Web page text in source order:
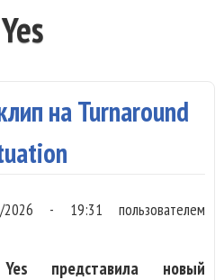
Yes
на Turnaround
2026 - 19:31 пользователем
представила новый